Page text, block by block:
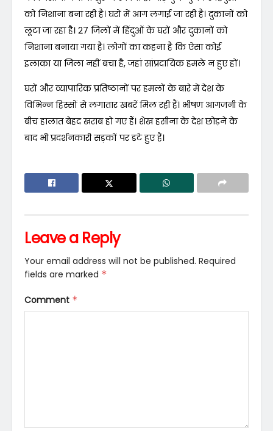
को निशाना बना रही है। घरों में आग लगाई जा रही है। दुकानों को
लूटा जा रहा है। 27 जिलों में हिंदुओं के घरों और दुकानों को
निशाना बनाया गया है। लोगों का कहना है कि ऐसा कोई
इलाका या जिला नहीं बचा है, जहां सांप्रदायिक हमले न हुए हों।
घरों और व्यापारिक प्रतिष्ठानों पर हमलों के बारे में देश के
विभिन्न हिस्सों से लगातार खबरें मिल रही हैं। भीषण आगजनी के
बीच हालात बेहद खराब हो गए हैं। शेख हसीना के देश छोड़ने के
बाद भी प्रदर्शनकारी सड़कों पर डटे हुए हैं।
Leave a Reply
Your email address will not be published. Required
fields are marked *
Comment *